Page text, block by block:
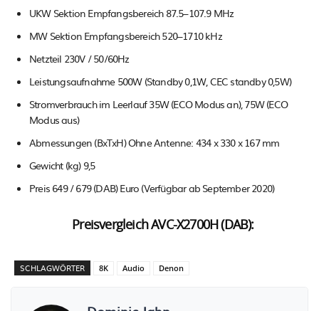
UKW Sektion Empfangsbereich 87.5–107.9 MHz
MW Sektion Empfangsbereich 520–1710 kHz
Netzteil 230V / 50/60Hz
Leistungsaufnahme 500W (Standby 0,1W, CEC standby 0,5W)
Stromverbrauch im Leerlauf 35W (ECO Modus an), 75W (ECO
Modus aus)
Abmessungen (BxTxH) Ohne Antenne: 434 x 330 x 167 mm
Gewicht (kg) 9,5
Preis 649 / 679 (DAB) Euro (Verfügbar ab September 2020)
Preisvergleich AVC-X2700H (DAB):
SCHLAGWÖRTER 8K Audio Denon